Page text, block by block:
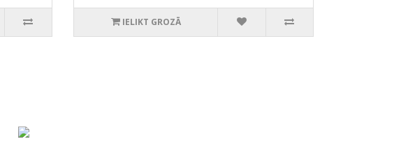
IELIKT GROZĀ